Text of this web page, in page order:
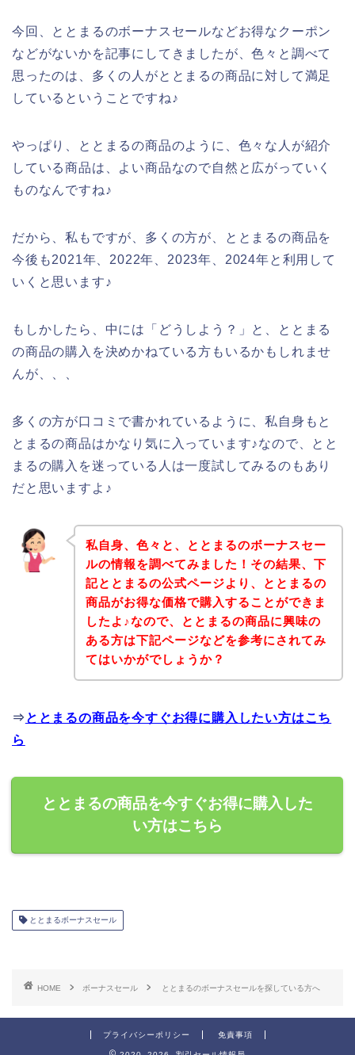
今回、ととまるのボーナスセールなどお得なクーポン
などがないかを記事にしてきましたが、色々と調べて
思ったのは、多くの人がととまるの商品に対して満足
しているということですね♪
やっぱり、ととまるの商品のように、色々な人が紹介
している商品は、よい商品なので自然と広がっていく
ものなんですね♪
だから、私もですが、多くの方が、ととまるの商品を
今後も2021年、2022年、2023年、2024年と利用して
いくと思います♪
もしかしたら、中には「どうしよう？」と、ととまる
の商品の購入を決めかねている方もいるかもしれませ
んが、、、
多くの方が口コミで書かれているように、私自身もと
とまるの商品はかなり気に入っています♪なので、とと
まるの購入を迷っている人は一度試してみるのもあり
だと思いますよ♪
私自身、色々と、ととまるのボーナスセー
ルの情報を調べてみました！その結果、下
記ととまるの公式ページより、ととまるの
商品がお得な価格で購入することができま
したよ♪なので、ととまるの商品に興味の
ある方は下記ページなどを参考にされてみ
てはいかがでしょうか？
⇒ ととまるの商品を今すぐお得に購入したい方はこち
ら
ととまるの商品を今すぐお得に購入した
い方はこちら
ととまるボーナスセール
HOME ボーナスセール ととまるのボーナスセールを探している方へ
プライバシーポリシー 免責事項